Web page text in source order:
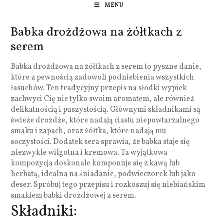
MENU
Babka drożdżowa na żółtkach z
serem
Babka drożdżowa na żółtkach z serem to pyszne danie,
które z pewnością zadowoli podniebienia wszystkich
łasuchów. Ten tradycyjny przepis na słodki wypiek
zachwyci Cię nie tylko swoim aromatem, ale również
delikatnością i puszystością. Głównymi składnikami są
świeże drożdże, które nadają ciastu niepowtarzalnego
smaku i zapach, oraz żółtka, które nadają mu
soczystości. Dodatek sera sprawia, że babka staje się
niezwykle wilgotna i kremowa. Ta wyjątkowa
kompozycja doskonale komponuje się z kawą lub
herbatą, idealna na śniadanie, podwieczorek lub jako
deser. Spróbuj tego przepisu i rozkoszuj się niebiańskim
smakiem babki drożdżowej z serem.
Składniki: